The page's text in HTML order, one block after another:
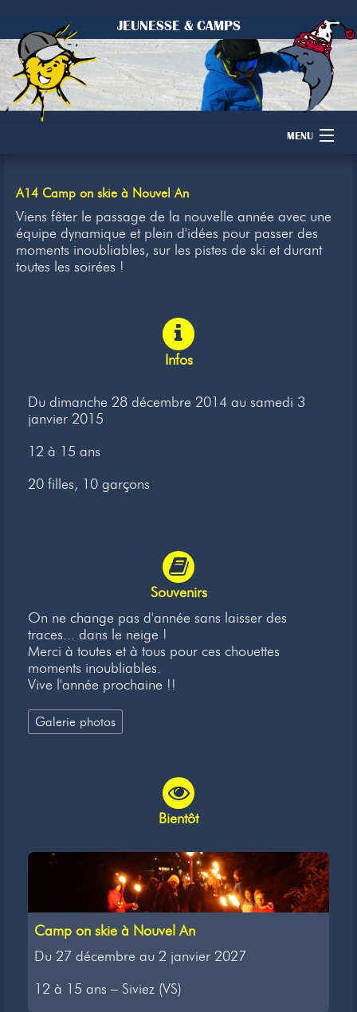
JEUNESSE & CAMPS
MENU
Camps
Dons
Inscription
Newsletter
Liens
A14 Camp on skie à Nouvel An
Viens fêter le passage de la nouvelle année avec une
équipe dynamique et plein d'idées pour passer des
moments inoubliables, sur les pistes de ski et durant
toutes les soirées !
Infos
Du dimanche 28 décembre 2014 au samedi 3
janvier 2015
12 à 15 ans
20 filles, 10 garçons
Souvenirs
On ne change pas d'année sans laisser des
traces... dans le neige !
Merci à toutes et à tous pour ces chouettes
moments inoubliables.
Vive l'année prochaine !!
Galerie photos
Bientôt
Camp on skie à Nouvel An
Du 27 décembre au 2 janvier 2027
12 à 15 ans – Siviez (VS)